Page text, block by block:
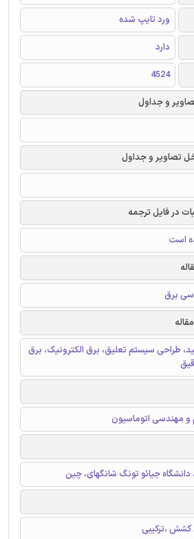
ورد تایپ شده
دارد
4524
و جداول
تصاویر و جداول
در فایل ترجمه
است
برق
طراحی سیستم تعلیق، برق الکترونیک، برق
و مهندسی اتوماسیون
جیائو تونگ شانگهای، چین
کشش ،ترکیبی